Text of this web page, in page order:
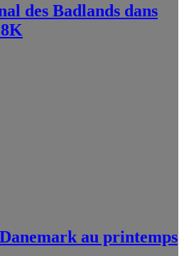
des Badlands dans
au printemps